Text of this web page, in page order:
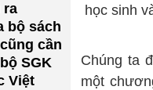
ra
bộ sách
cần
SGK
Việt
học sinh
Chúng ta
một